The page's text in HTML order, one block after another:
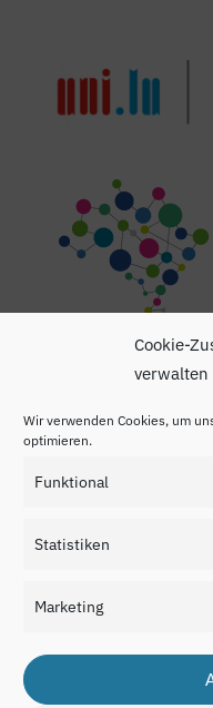
Cookie-
verwalten
Wir verwenden Cookies, um
optimieren.
Funktional
Statistiken
Marketing